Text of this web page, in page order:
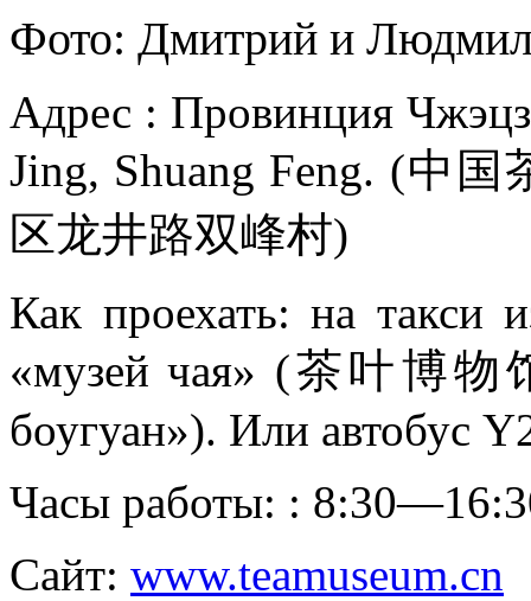
Фото: Дмитрий и
Адрес : Провинция
Jing, Shuang Feng. (中
区龙井路双峰村)
Как проехать: на такси
«музей чая» (茶叶博物
боугуан»). Или автобус
Часы работы: :
Сайт: www.teamuseum.cn